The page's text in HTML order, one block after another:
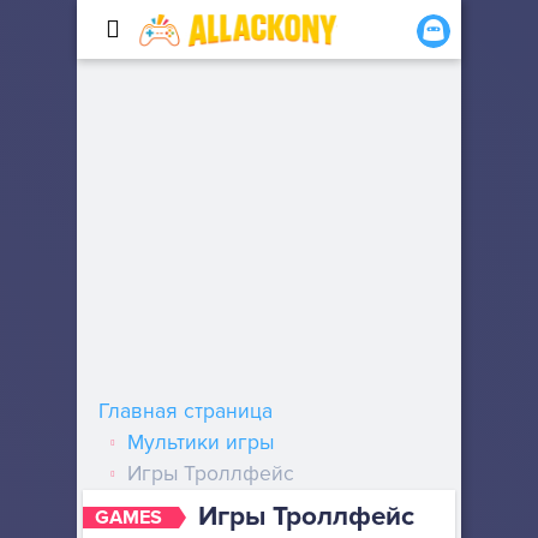
GAMES Игры Троллфейс
Главная страница
Мультики игры
Игры Троллфейс